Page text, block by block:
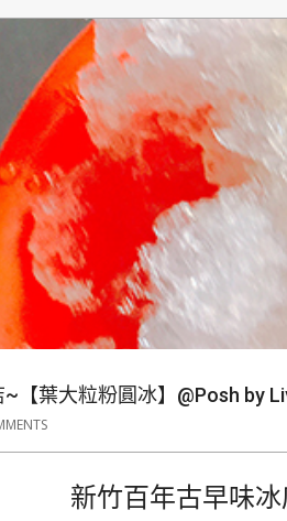
【葉大粒粉圓冰】@Posh by
新竹百年古早味冰